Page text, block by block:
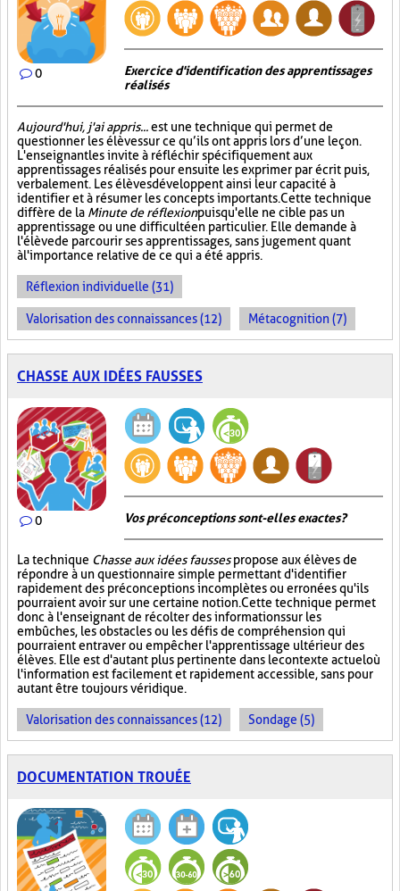
0
Exercice d'identification des apprentissages
réalisés
Aujourd'hui, j'ai appris...est une technique qui permet de
questionner les élèves sur ce qu’ils ont appris lors d’une leçon.
L'enseignant les invite à réfléchir spécifiquement aux
apprentissages réalisés pour ensuite les exprimer par écrit puis,
verbalement. Les élèves développent ainsi leur capacité à
identifier et à résumer les concepts importants. Cette technique
diffère de la Minute de réflexionpuisqu'elle ne cible pas un
apprentissage ou une difficulté en particulier. Elle demande à
l'élève de parcourir ses apprentissages, sans jugement quant
à l'importance relative de ce qui a été appris.
Réflexion individuelle (31)
Valorisation des connaissances (12) Métacognition (7)
CHASSE AUX IDÉES FAUSSES
0 Vos préconceptions sont-elles exactes ?
La technique Chasse aux idées faussespropose aux élèves de
répondre à un questionnaire simple permettant d'identifier
rapidement des préconceptions incomplètes ou erronées qu'ils
pourraient avoir sur une certaine notion. Cette technique permet
donc à l'enseignant de récolter des informations sur les
embûches, les obstacles ou les défis de compréhension qui
pourraient entraver ou empêcher l'apprentissage ultérieur des
élèves. Elle est d'autant plus pertinente dans le contexte actuel où
l'information est facilement et rapidement accessible, sans pour
autant être toujours véridique.
Valorisation des connaissances (12) Sondage (5)
DOCUMENTATION TROUÉE